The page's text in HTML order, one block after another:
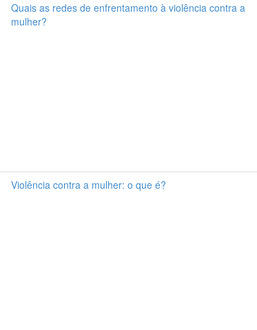
Quais as redes de enfrentamento à violência contra a
mulher?
Violência contra a mulher: o que é?